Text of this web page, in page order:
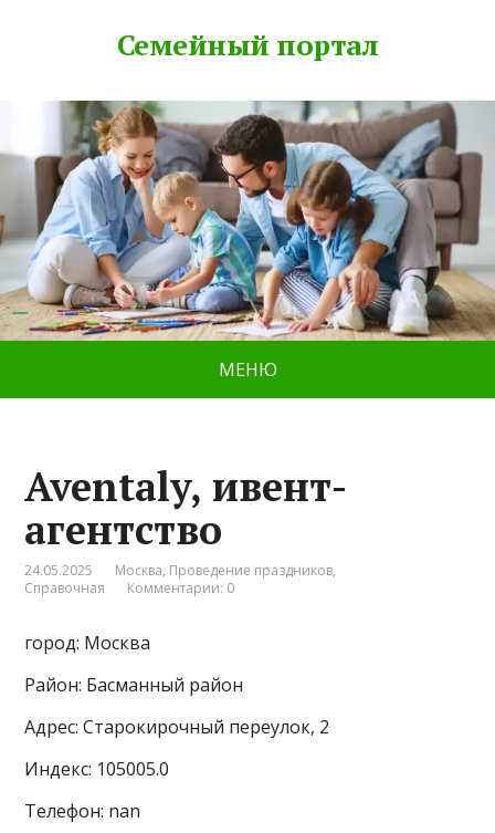
Семейный портал
МЕНЮ
Aventaly, ивент-
агентство
24.05.2025 Москва, Проведение праздников,
Справочная
Комментарии: 0
город: Москва
Район: Басманный район
Адрес: Старокирочный переулок, 2
Индекс: 105005.0
Телефон: nan